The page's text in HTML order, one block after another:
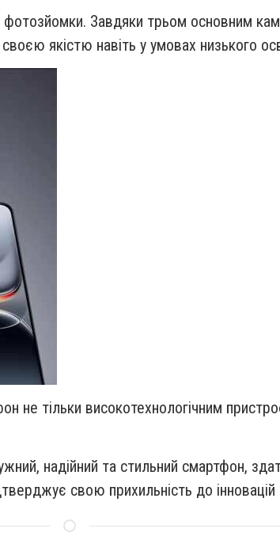
фотозйомки. Завдяки трьом основним
якістю навіть у умовах низького
не тільки високотехнологічним
надійний та стильний смартфон,
свою прихильність до інновацій